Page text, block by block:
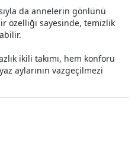
da annelerin gönlünü
özelliği sayesinde, temizlik
ikili takımı, hem konforu
aylarının vazgeçilmezi